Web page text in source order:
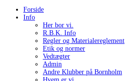
Forside
Info
Her bor vi.
R.B.K. Info
Regler og Materialereglement
Etik og normer
Vedtægter
Admin
Andre Klubber på Bornholm